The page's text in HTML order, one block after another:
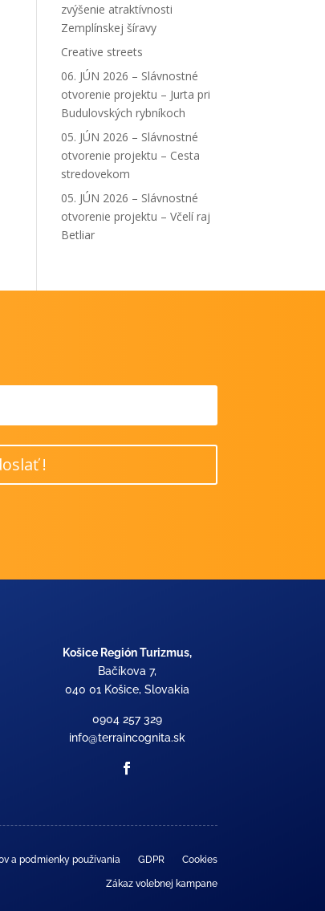
zvýšenie atraktívnosti
Zemplínskej šíravy
Creative streets
06. JÚN 2026 – Slávnostné
otvorenie projektu – Jurta pri
Budulovských rybníkoch
05. JÚN 2026 – Slávnostné
otvorenie projektu – Cesta
stredovekom
05. JÚN 2026 – Slávnostné
otvorenie projektu – Včelí raj
Betliar
!
Košice Región Turizmus,
Bačíkova 7,
040 01 Košice, Slovakia
0904 257 329
info@terraincognita.sk
a podmienky používania GDPR Cookies
Zákaz volebnej kampane